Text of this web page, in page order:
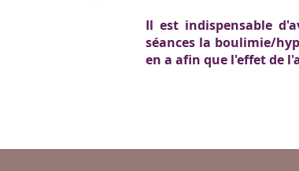
Il est indispensable
séances la boulimie/
en a afin que l'effet de